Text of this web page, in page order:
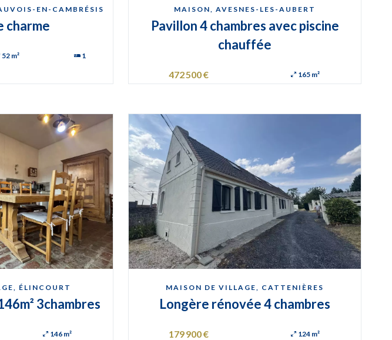
EN-CAMBRÉSIS
charme
52 m² 1
MAISON, AVESNES-LES-AUBERT
Pavillon 4 chambres avec piscine
chauffée
472 500 € 165 m²
ÉLINCOURT
3chambres
146 m²
MAISON DE VILLAGE, CATTENIÈRES
Longère rénovée 4 chambres
179 900 € 124 m²